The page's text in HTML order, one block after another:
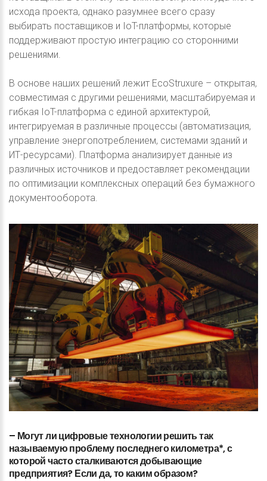
исхода проекта, однако разумнее всего сразу
выбирать поставщиков и IoT-платформы, которые
поддерживают простую интеграцию со сторонними
решениями.
В основе наших решений лежит EcoStruxure – открытая,
совместимая с другими решениями, масштабируемая и
гибкая IoT-платформа с единой архитектурой,
интегрируемая в различные процессы (автоматизация,
управление энергопотреблением, системами зданий и
ИТ-ресурсами). Платформа анализирует данные из
различных источников и предоставляет рекомендации
по оптимизации комплексных операций без бумажного
документооборота.
– Могутлицифровыетехнологиирешитьтак
называемуюпроблемупоследнегокилометра*,с
которойчастосталкиваютсядобывающие
предприятия?Еслида,токакимобразом?